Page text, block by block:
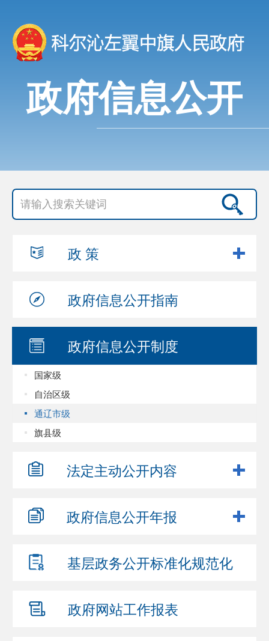
政府信息公开
政 策
政府信息公开指南
政府信息公开制度
国家级
自治区级
通辽市级
旗县级
法定主动公开内容
政府信息公开年报
基层政务公开标准化规范化
政府网站工作报表